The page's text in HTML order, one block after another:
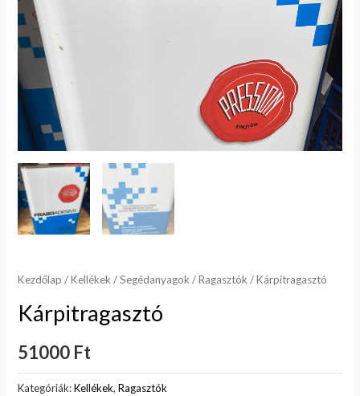
Kezdőlap /Kellékek /Segédanyagok /Ragasztók / Kárpitragasztó
Kárpitragasztó
51000 Ft
Kategóriák:Kellékek,Ragasztók